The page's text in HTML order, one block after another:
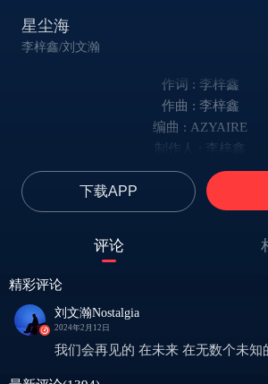
星尘海
李梓鑫/刘文瀚
作词 : 李梓鑫
作曲 : 李梓鑫
编曲 : AZYAIRE
制作人 : 李梓鑫
出品：网易云音乐 x 网易音乐人
剪不断的感情线
我看着风筝飞远
在与你擦肩而过的瞬间
等待着你的出现
下载APP
评论
精彩评论
刘文瀚Nostalgia
2024年2月12日
我们会再见的 在未来 在无数个未知